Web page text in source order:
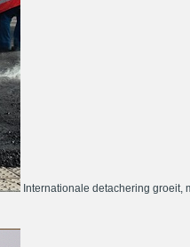
Internationale detachering groeit,